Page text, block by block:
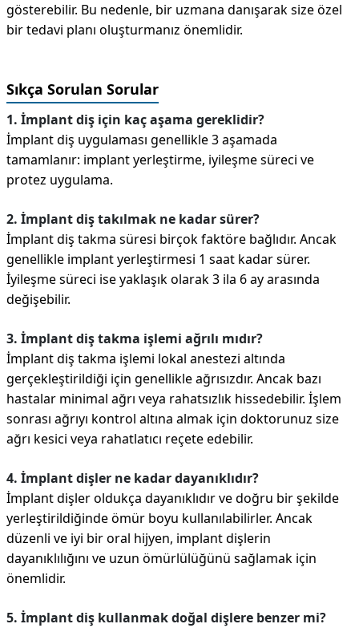
gösterebilir. Bu nedenle, bir uzmana danışarak size özel
bir tedavi planı oluşturmanız önemlidir.
Sıkça Sorulan Sorular
1. İmplant diş için kaç aşama gereklidir?
İmplant diş uygulaması genellikle 3 aşamada
tamamlanır: implant yerleştirme, iyileşme süreci ve
protez uygulama.
2. İmplant diş takılmak ne kadar sürer?
İmplant diş takma süresi birçok faktöre bağlıdır. Ancak
genellikle implant yerleştirmesi 1 saat kadar sürer.
İyileşme süreci ise yaklaşık olarak 3 ila 6 ay arasında
değişebilir.
3. İmplant diş takma işlemi ağrılı mıdır?
İmplant diş takma işlemi lokal anestezi altında
gerçekleştirildiği için genellikle ağrısızdır. Ancak bazı
hastalar minimal ağrı veya rahatsızlık hissedebilir. İşlem
sonrası ağrıyı kontrol altına almak için doktorunuz size
ağrı kesici veya rahatlatıcı reçete edebilir.
4. İmplant dişler ne kadar dayanıklıdır?
İmplant dişler oldukça dayanıklıdır ve doğru bir şekilde
yerleştirildiğinde ömür boyu kullanılabilirler. Ancak
düzenli ve iyi bir oral hijyen, implant dişlerin
dayanıklılığını ve uzun ömürlülüğünü sağlamak için
önemlidir.
5. İmplant diş kullanmak doğal dişlere benzer mi?